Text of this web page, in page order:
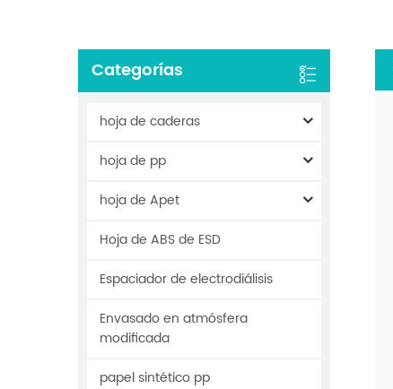
Categorías
hoja de caderas
hoja de pp
hoja de Apet
Hoja de ABS de ESD
Espaciador de electrodiálisis
Envasado en atmósfera
modificada
papel sintético pp